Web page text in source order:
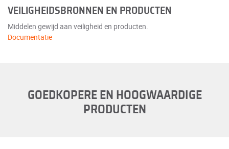
VEILIGHEIDSBRONNEN EN PRODUCTEN
Middelen gewijd aan veiligheid en producten.
Documentatie
GOEDKOPERE EN HOOGWAARDIGE
PRODUCTEN